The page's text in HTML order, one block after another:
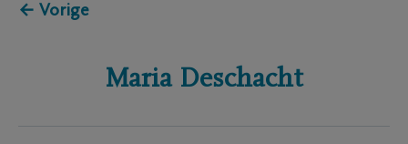
← Vorige
Maria Deschacht